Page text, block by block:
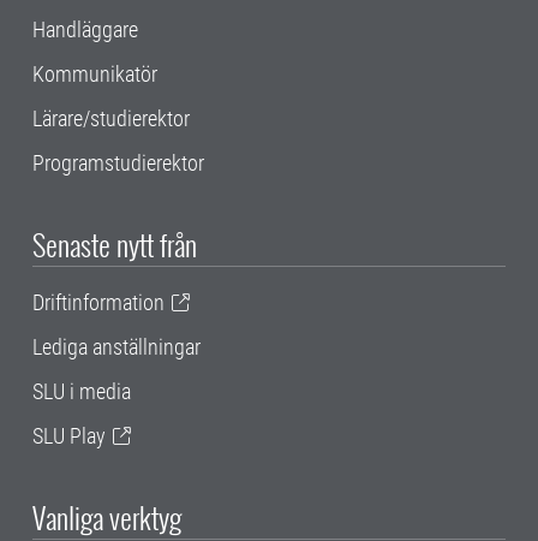
Handläggare
Kommunikatör
Lärare/studierektor
Programstudierektor
Senaste nytt från
Driftinformation
Lediga anställningar
SLU i media
SLU Play
Vanliga verktyg